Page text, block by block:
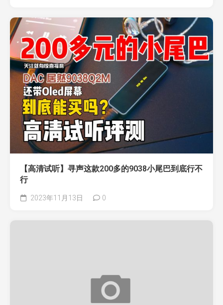
【高清试听】寻声这款200多的9038小尾巴到底行不
行
2023年11月13日 0